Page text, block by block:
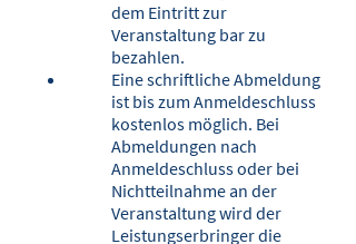
dem Eintritt zur
Veranstaltung bar zu
bezahlen.
Eine schriftliche Abmeldung
ist bis zum Anmeldeschluss
kostenlos möglich. Bei
Abmeldungen nach
Anmeldeschluss oder bei
Nichtteil­nahme an der
Veranstaltung wird der
Leistungserbringer die